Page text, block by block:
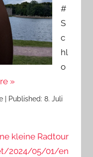
#
S
c
hl
o
»
| Published:8. Juli
kleine Radtour
2024/05/01/en